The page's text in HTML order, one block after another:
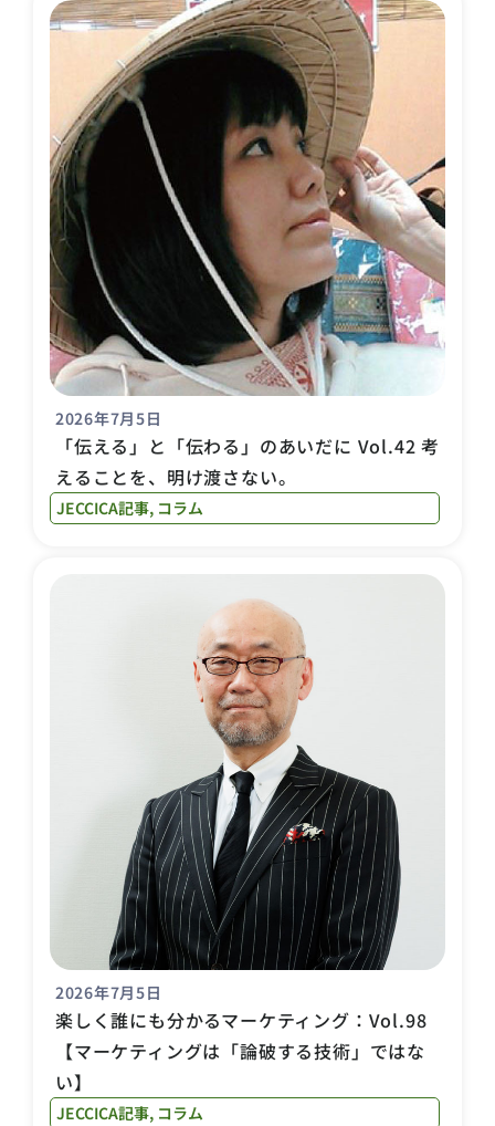
2026年7月5日
「伝える」と「伝わる」のあいだに Vol.42 考
えることを、明け渡さない。
JECCICA記事, コラム
2026年7月5日
楽しく誰にも分かるマーケティング：Vol.98
【マーケティングは「論破する技術」ではな
い】
JECCICA記事, コラム